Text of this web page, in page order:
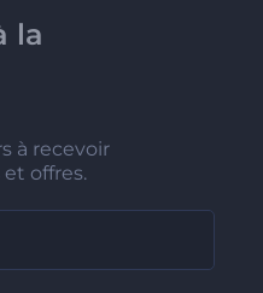
la
à recevoir
offres.